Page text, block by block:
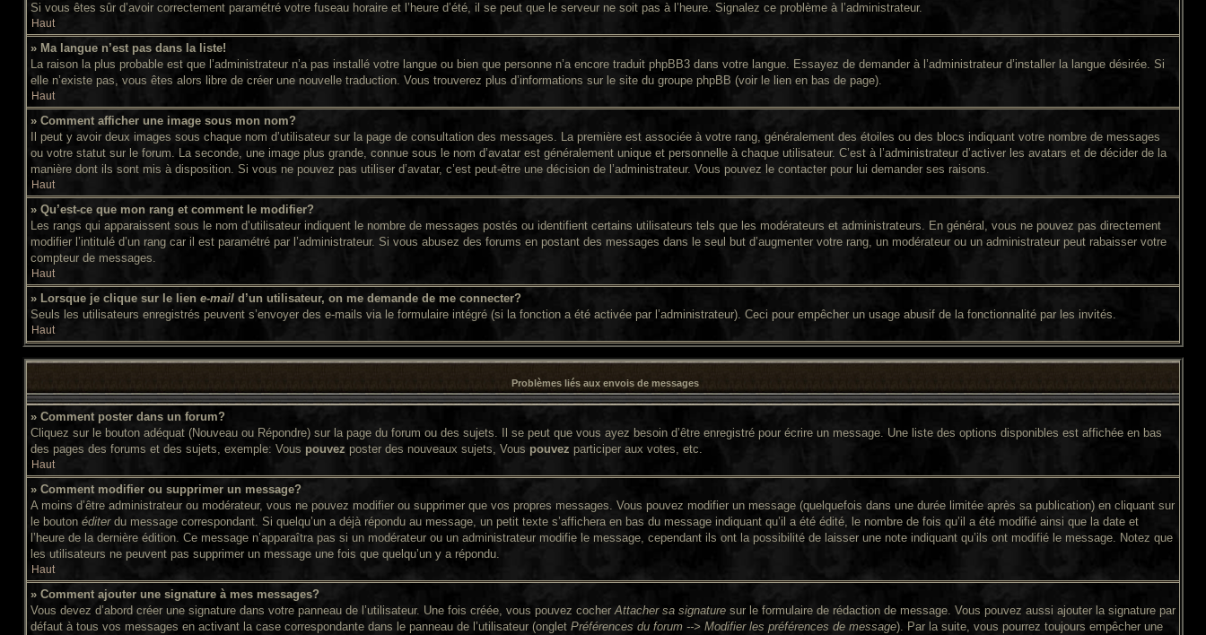
Si vous êtes sûr d’avoir correctement paramétré votre fuseau horaire et l’heure d’été, il se peut que le serveur ne soit pas à l’heure. Signalez ce problème à l’administrateur.
Haut
» Ma langue n’est pas dans la liste!
La raison la plus probable est que l’administrateur n’a pas installé votre langue ou bien que personne n’a encore traduit phpBB3 dans votre langue. Essayez de demander à l’administrateur d’installer la langue désirée. Si
elle n’existe pas, vous êtes alors libre de créer une nouvelle traduction. Vous trouverez plus d’informations sur le site du groupe phpBB (voir le lien en bas de page).
Haut
» Comment afficher une image sous mon nom?
Il peut y avoir deux images sous chaque nom d’utilisateur sur la page de consultation des messages. La première est associée à votre rang, généralement des étoiles ou des blocs indiquant votre nombre de messages
ou votre statut sur le forum. La seconde, une image plus grande, connue sous le nom d’avatar est généralement unique et personnelle à chaque utilisateur. C’est à l’administrateur d’activer les avatars et de décider de la
manière dont ils sont mis à disposition. Si vous ne pouvez pas utiliser d’avatar, c’est peut-être une décision de l’administrateur. Vous pouvez le contacter pour lui demander ses raisons.
Haut
» Qu’est-ce que mon rang et comment le modifier?
Les rangs qui apparaissent sous le nom d’utilisateur indiquent le nombre de messages postés ou identifient certains utilisateurs tels que les modérateurs et administrateurs. En général, vous ne pouvez pas directement
modifier l’intitulé d’un rang car il est paramétré par l’administrateur. Si vous abusez des forums en postant des messages dans le seul but d’augmenter votre rang, un modérateur ou un administrateur peut rabaisser votre
compteur de messages.
Haut
» Lorsque je clique sur le lien e-mail d’un utilisateur, on me demande de me connecter?
Seuls les utilisateurs enregistrés peuvent s’envoyer des e-mails via le formulaire intégré (si la fonction a été activée par l’administrateur). Ceci pour empêcher un usage abusif de la fonctionnalité par les invités.
Haut
Problèmes liés aux envois de messages
» Comment poster dans un forum?
Cliquez sur le bouton adéquat (Nouveau ou Répondre) sur la page du forum ou des sujets. Il se peut que vous ayez besoin d’être enregistré pour écrire un message. Une liste des options disponibles est affichée en bas
des pages des forums et des sujets, exemple: Vous pouvez poster des nouveaux sujets, Vous pouvez participer aux votes, etc.
Haut
» Comment modifier ou supprimer un message?
A moins d’être administrateur ou modérateur, vous ne pouvez modifier ou supprimer que vos propres messages. Vous pouvez modifier un message (quelquefois dans une durée limitée après sa publication) en cliquant sur
le bouton éditerdu message correspondant. Si quelqu’un a déjà répondu au message, un petit texte s’affichera en bas du message indiquant qu’il a été édité, le nombre de fois qu’il a été modifié ainsi que la date et
l’heure de la dernière édition. Ce message n’apparaîtra pas si un modérateur ou un administrateur modifie le message, cependant ils ont la possibilité de laisser une note indiquant qu’ils ont modifié le message. Notez que
les utilisateurs ne peuvent pas supprimer un message une fois que quelqu’un y a répondu.
Haut
» Comment ajouter une signature à mes messages?
Vous devez d’abord créer une signature dans votre panneau de l’utilisateur. Une fois créée, vous pouvez cocherAttacher sa signature sur le formulaire de rédaction de message. Vous pouvez aussi ajouter la signature par
défaut à tous vos messages en activant la case correspondante dans le panneau de l’utilisateur (onglet Préférences du forum --> Modifier les préférences de message). Par la suite, vous pourrez toujours empêcher une